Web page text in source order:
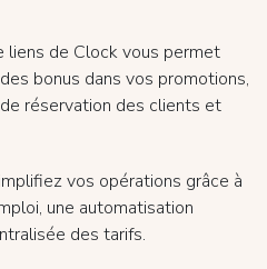
liens de Clock vous permet
bonus dans vos promotions,
réservation des clients et
vos opérations grâce à
une automatisation
des tarifs.